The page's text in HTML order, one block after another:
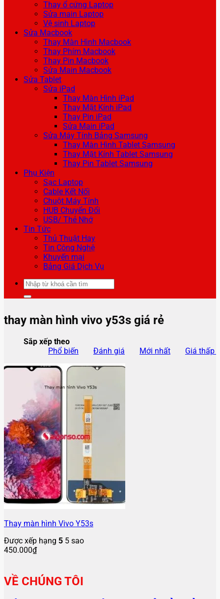
Thay ổ cứng Laptop
Sửa main Laptop
Vệ sinh Laptop
Sửa Macbook
Thay Màn Hình Macbook
Thay Phím Macbook
Thay Pin Macbook
Sửa Main Macbook
Sửa Tablet
Sửa iPad
Thay Màn Hình iPad
Thay Mặt Kính iPad
Thay Pin iPad
Sửa Main iPad
Sửa Máy Tính Bảng Samsung
Thay Màn Hình Tablet Samsung
Thay Mặt Kính Tablet Samsung
Thay Pin Tablet Samsung
Phụ Kiện
Sạc Laptop
Cable Kết Nối
Chuột Máy Tính
HUB Chuyển Đổi
USB/ Thẻ Nhớ
Tin Tức
Thủ Thuật Hay
Tin Công Nghệ
Khuyến mại
Bảng Giá Dịch Vụ
Tìm
kiếm:
thay màn hình vivo y53s giá rẻ
Sắp xếp theo
Phổ biến
Đánh giá Mới nhất Giá thấp
Thay màn hình Vivo Y53s
Được xếp hạng 5 5 sao
450.000₫
VỀ CHÚNG TÔI